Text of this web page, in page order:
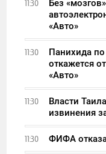
11:30
Без
«Авто»
11:30
Панихида
откажется
«Авто»
11:30
Власти
извинения
11:30 ФИФА